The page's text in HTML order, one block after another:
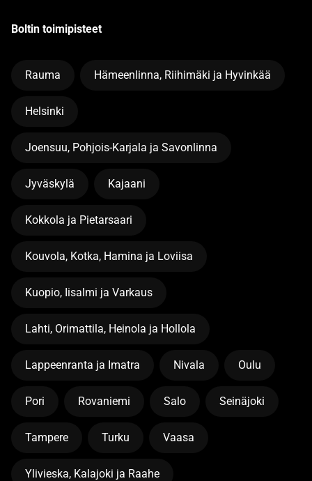
Boltin toimipisteet
Rauma Hämeenlinna, Riihimäki ja Hyvinkää
Helsinki
Joensuu, Pohjois-Karjala ja Savonlinna
Jyväskylä Kajaani
Kokkola ja Pietarsaari
Kouvola, Kotka, Hamina ja Loviisa
Kuopio, Iisalmi ja Varkaus
Lahti, Orimattila, Heinola ja Hollola
Lappeenranta ja Imatra Nivala Oulu
Pori Rovaniemi Salo Seinäjoki
Tampere Turku Vaasa
Ylivieska, Kalajoki ja Raahe